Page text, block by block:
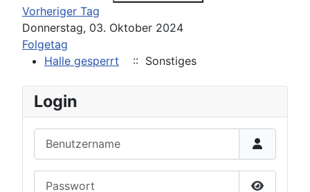
Vorheriger Tag
Donnerstag, 03. Oktober 2024
Folgetag
Halle gesperrt
:: Sonstiges
Login